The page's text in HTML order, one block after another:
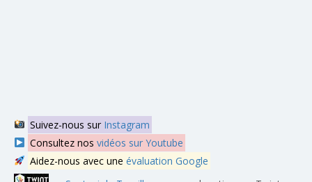
Suivez-nous sur Instagram
Consultez nos vidéos sur Youtube
Aidez-nous avec une évaluation Google